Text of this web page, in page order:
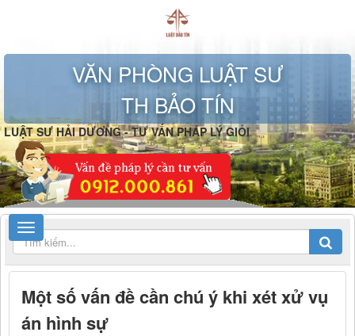
VĂN PHÒNG LUẬT SƯ
TH BẢO TÍN
LUẬT SƯ HẢI DƯƠNG - TƯ VẤN PHÁP LÝ GIỎI
Một số vấn đề cần chú ý khi xét xử vụ
án hình sự